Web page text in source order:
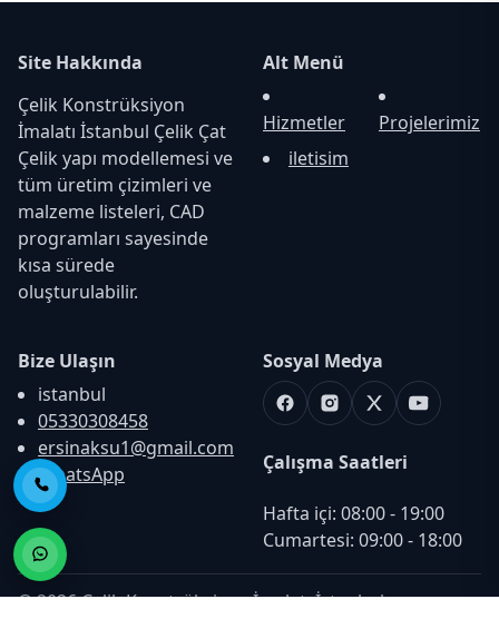
Site Hakkında
Çelik Konstrüksiyon
İmalatı İstanbul Çelik Çat
Çelik yapı modellemesi ve
tüm üretim çizimleri ve
malzeme listeleri, CAD
programları sayesinde
kısa sürede
oluşturulabilir.
Alt Menü
Hizmetler
Projelerimiz
iletisim
Bize Ulaşın
istanbul
05330308458
ersinaksu1@gmail.com
WhatsApp
Sosyal Medya
FacebookInstagram
X
Youtube
Çalışma Saatleri
Hafta içi: 08:00 - 19:00
Cumartesi: 09:00 - 18:00
© 2026 Çelik Konstrüksiyon İmalatı İstanbul -
Telefon ile Ara